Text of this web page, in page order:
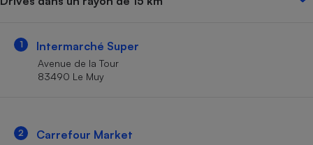
1 Intermarché Super
Avenue de la Tour
83490 Le Muy
2 Carrefour Market